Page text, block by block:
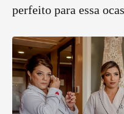
perfeito para essa